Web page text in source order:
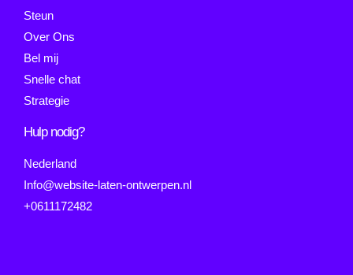
Steun
Over Ons
Bel mij
Snelle chat
Strategie
Hulp nodig?
Nederland
Info@website-laten-ontwerpen.nl
+0611172482